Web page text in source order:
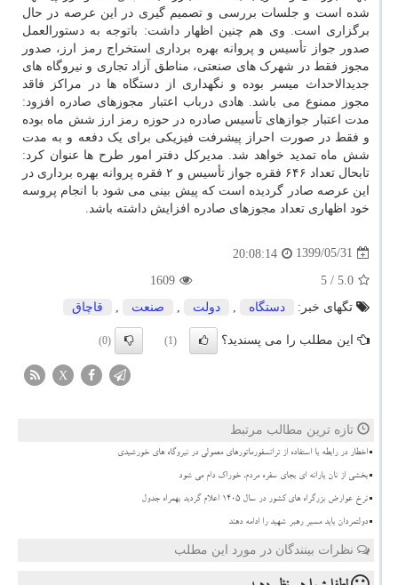
شده است و جلسات بررسی و تصمیم گیری در این عرصه در حال
برگزاری است. وی هم چنین اظهار داشت: باتوجه به دستورالعمل
صدور جواز تأسیس و پروانه بهره برداری استخراج رمز ارز، صدور
مجوز فقط در شهرک های صنعتی، مناطق آزاد تجاری و نیروگاه های
جدیدالاحداث میسر بوده و نگهداری از دستگاه ها در مراکز فاقد
مجوز ممنوع می باشد. هادی درباب اعتبار مجوزهای صادره افزود:
مدت اعتبار جوازهای تأسیس صادره در حوزه رمز ارز شش ماه بوده
و فقط در صورت احراز پیشرفت فیزیکی برای یک دفعه و به مدت
شش ماه تمدید خواهد شد. مدیرکل دفتر امور طرح ها عنوان کرد:
تابحال تعداد ۶۴۶ فقره جواز تأسیس و ۲ فقره پروانه بهره برداری در
این عرصه صادر گردیده است که پیش بینی می شود با انجام پروسه
خود اظهاری تعداد مجوزهای صادره افزایش داشته باشد.
1399/05/31
20:08:14
5.0
/ 5
1609
تگهای خبر:
دستگاه , دولت , صنعت , قاچاق
این مطلب را می پسندید؟ (1)
(0)
X
تازه ترین مطالب مرتبط
اخطار در رابطه با استفاده از ترانسفورماتورهای معمولی در نیروگاه های خورشیدی
بخشی از نان یارانه ای بجای سفره مردم، خوراک دام می شود
نرخ عوارض بزرگراه های کشور در سال ۱۴۰۵ اعلام گردید بهمراه جدول
دولتمردان باید مسیر رهبر شهید را ادامه دهند
نظرات بینندگان در مورد این مطلب